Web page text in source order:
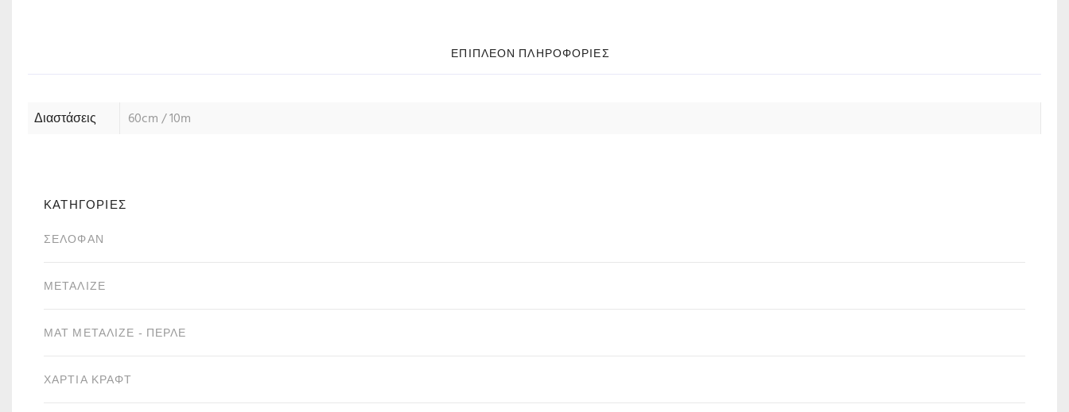
ΕΠΙΠΛΈΟΝ ΠΛΗΡΟΦΟΡΊΕΣ
Διαστάσεις 60cm / 10m
ΚΑΤΗΓΟΡΙΕΣ
ΣΕΛΟΦΆΝ
ΜΕΤΑΛΙΖΈ
ΜΑΤ ΜΕΤΑΛΙΖΈ - ΠΕΡΛΈ
ΧΑΡΤΙΆ ΚΡΑΦΤ